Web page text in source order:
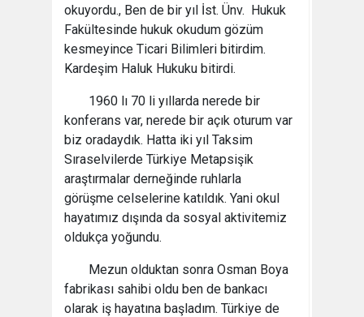
okuyordu., Ben de bir yıl İst. Ünv. Hukuk
Fakültesinde hukuk okudum gözüm
kesmeyince Ticari Bilimleri bitirdim.
Kardeşim Haluk Hukuku bitirdi.
1960 lı 70 li yıllarda nerede bir
konferans var, nerede bir açık oturum var
biz oradaydık. Hatta iki yıl Taksim
Sıraselvilerde Türkiye Metapsişik
araştırmalar derneğinde ruhlarla
görüşme celselerine katıldık. Yani okul
hayatımız dışında da sosyal aktivitemiz
oldukça yoğundu.
Mezun olduktan sonra Osman Boya
fabrikası sahibi oldu ben de bankacı
olarak iş hayatına başladım. Türkiye de